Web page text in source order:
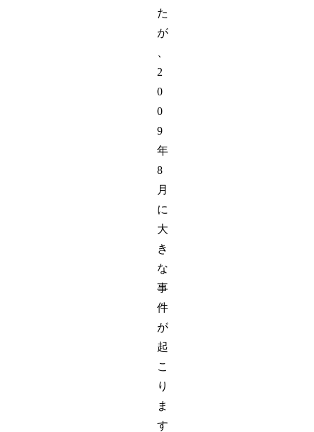
た
が
2
0
0
9
年
8
月
に
大
き
な
事
件
が
起
こ
り
ま
す